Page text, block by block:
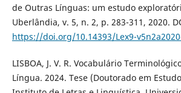
de Outras Línguas: um estudo
Uberlândia, v. 5, n. 2, p. 283-311, 2020.
https://doi.org/10.14393/Lex9-
LISBOA, J. V. R. Vocabulário
Língua. 2024. Tese (Doutorado em